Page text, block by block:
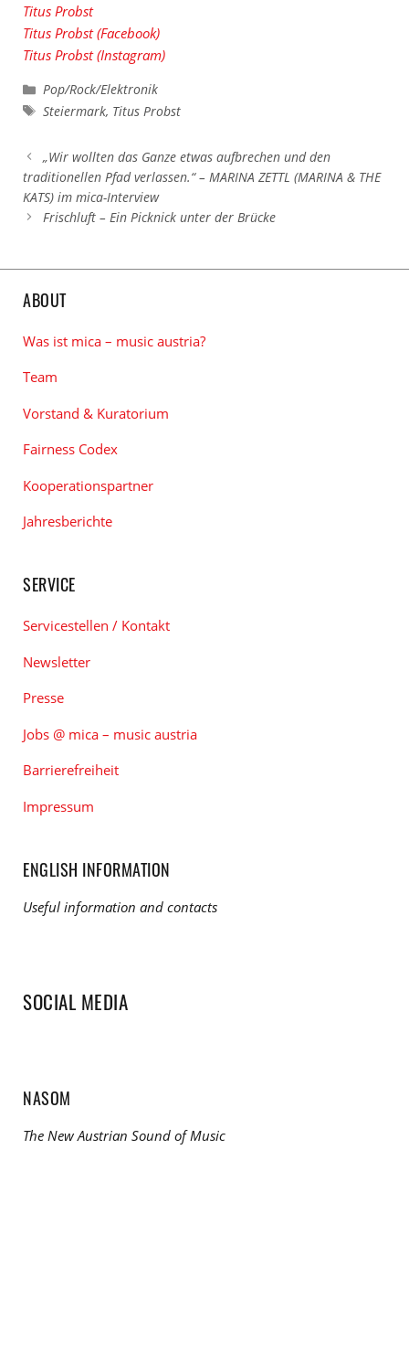
Titus Probst
Titus Probst (Facebook)
Titus Probst (Instagram)
Kategorien
Pop/Rock/Elektronik
Schlagwörter
Steiermark, Titus Probst
„Wir wollten das Ganze etwas aufbrechen und den
traditionellen Pfad verlassen.“ – MARINA ZETTL (MARINA & THE
KATS) im mica-Interview
Frischluft – Ein Picknick unter der Brücke
ABOUT
Was ist mica – music austria?
Team
Vorstand & Kuratorium
Fairness Codex
Kooperationspartner
Jahresberichte
SERVICE
Servicestellen / Kontakt
Newsletter
Presse
Jobs @ mica – music austria
Barrierefreiheit
Impressum
ENGLISH INFORMATION
Useful information and contacts
SOCIAL MEDIA
NASOM
The New Austrian Sound of Music